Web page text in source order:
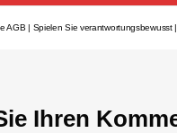
AGB | Spielen Sie verantwortungsbewusst |
Ihren